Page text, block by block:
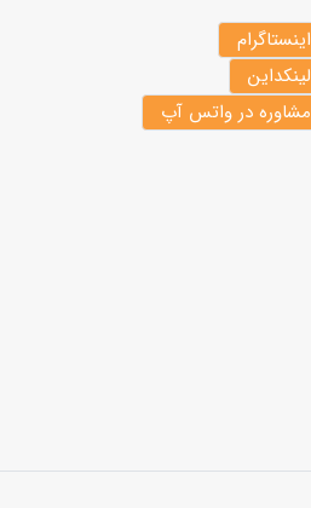
اینستاگرام
لینکداین
مشاوره در واتس آپ